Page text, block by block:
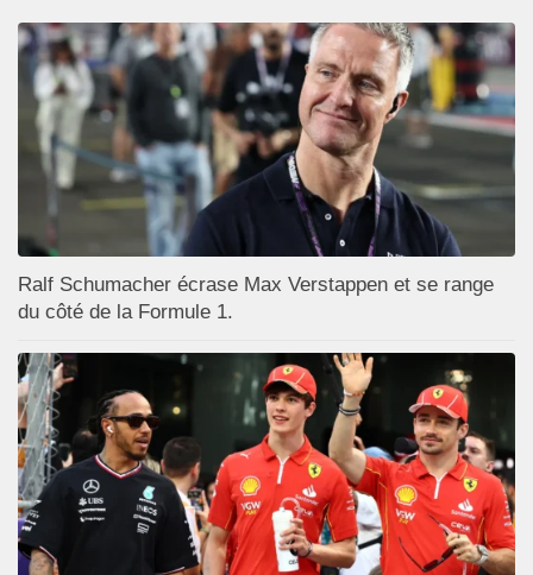
Ralf Schumacher écrase Max Verstappen et se range
du côté de la Formule 1.